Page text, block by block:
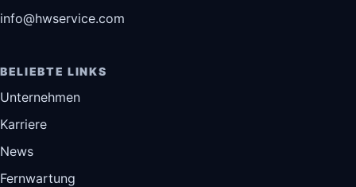
info@hwservice.com
BELIEBTE LINKS
Unternehmen
Karriere
News
Fernwartung